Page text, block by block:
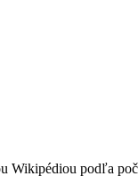
Wikipédiou podľa